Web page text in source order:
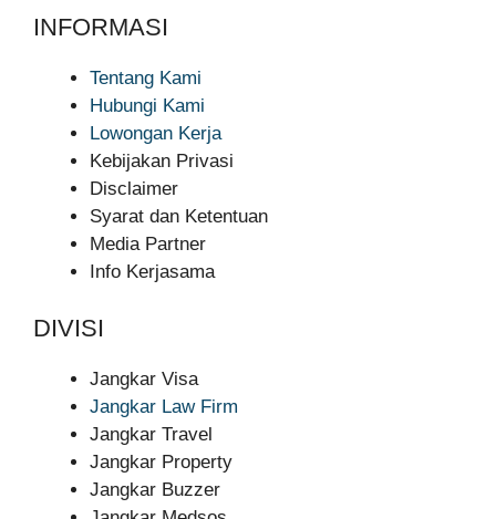
INFORMASI
Tentang Kami
Hubungi Kami
Lowongan Kerja
Kebijakan Privasi
Disclaimer
Syarat dan Ketentuan
Media Partner
Info Kerjasama
DIVISI
Jangkar Visa
Jangkar Law Firm
Jangkar Travel
Jangkar Property
Jangkar Buzzer